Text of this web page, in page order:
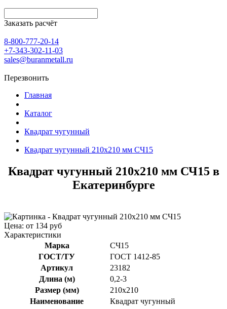
Заказать расчёт
8-800-777-20-14
+7-343-302-11-03
sales@buranmetall.ru
Перезвонить
Главная
Каталог
Квадрат чугунный
Квадрат чугунный 210x210 мм СЧ15
Квадрат чугунный 210x210 мм СЧ15 в
Екатеринбурге
Цена: от 134 руб
Характеристики
Марка
СЧ15
ГОСТ/ТУ
ГОСТ 1412-85
Артикул
23182
Длина (м)
0,2-3
Размер (мм)
210x210
Наименование
Квадрат чугунный